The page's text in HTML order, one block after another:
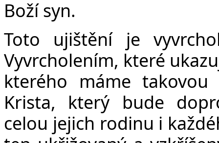
Boží syn.
Toto ujištění je
Vyvrcholením, které
kterého máme
Krista, který bude
celou jejich rodinu i